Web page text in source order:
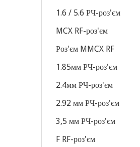
1.6 / 5.6 РЧ-роз'єм
MCX RF-роз'єм
Роз'єм MMCX RF
1.85мм РЧ-роз'єм
2.4мм РЧ-роз'єм
2.92 мм РЧ-роз'єм
3,5 мм РЧ-роз'єм
F RF-роз'єм